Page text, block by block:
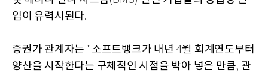
입이 유력시된다.
증권가 관계자는 "소프트뱅크가 내년 4월 회계연도부터
양산을 시작한다는 구체적인 시점을 박아 넣은 만큼, 관